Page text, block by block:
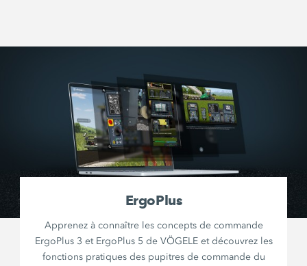
ErgoPlus
Apprenez à connaître les concepts de commande
ErgoPlus 3 et ErgoPlus 5 de VÖGELE et découvrez les
fonctions pratiques des pupitres de commande du